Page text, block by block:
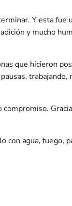
Y esta fue
y mucho
que hicieron
trabajando,
con agua, fuego,